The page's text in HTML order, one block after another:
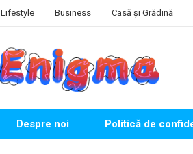
Lifestyle Business Casă și Grădină
Despre noi Politică de